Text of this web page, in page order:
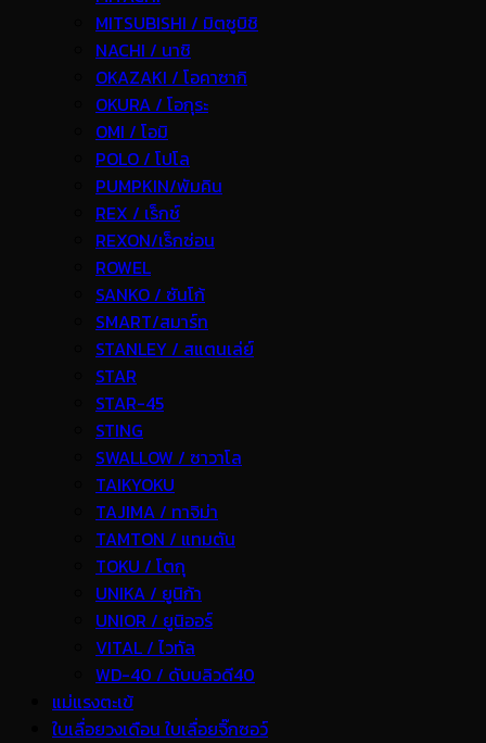
MITSUBISHI / มิตซูบิชิ
NACHI / นาชิ
OKAZAKI / โอคาซากิ
OKURA / โอกุระ
OMI / โอมิ
POLO / โปโล
PUMPKIN/พัมคิน
REX / เร็กช์
REXON/เร็กซ่อน
ROWEL
SANKO / ซันโก้
SMART/สมาร์ท
STANLEY / สแตนเล่ย์
STAR
STAR-45
STING
SWALLOW / ซาวาโล
TAIKYOKU
TAJIMA / ทาจิม่า
TAMTON / แทมตัน
TOKU / โตกุ
UNIKA / ยูนิก้า
UNIOR / ยูนิออร์
VITAL / ไวทัล
WD-40 / ดับบลิวดี40
แม่แรงตะเข้
ใบเลื่อยวงเดือน ใบเลื่อยจิ๊กซอว์